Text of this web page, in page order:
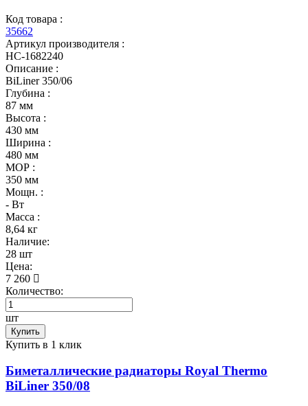
Код товара :
35662
Артикул производителя :
НС-1682240
Описание :
BiLiner 350/06
Глубина :
87 мм
Высота :
430 мм
Ширина :
480 мм
МОР :
350 мм
Мощн. :
- Вт
Масса :
8,64 кг
Наличие:
28 шт
Цена:
7 260
Количество:
шт
Купить
Купить в 1 клик
Биметаллические радиаторы Royal Thermo
BiLiner 350/08